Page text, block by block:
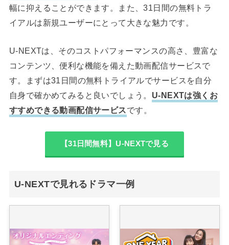
幅に抑えることができます。また、31日間の無料トラ
イアルは新規ユーザーにとって大きな魅力です。
U-NEXTは、そのコストパフォーマンスの高さ、豊富な
コンテンツ、便利な機能を備えた動画配信サービスで
す。まずは31日間の無料トライアルでサービスを自分
自身で確かめてみると良いでしょう。 U-NEXTは強くお
すすめできる動画配信サービスです。
【31日間無料】U-NEXTで見る
U-NEXTで見れるドラマ一例